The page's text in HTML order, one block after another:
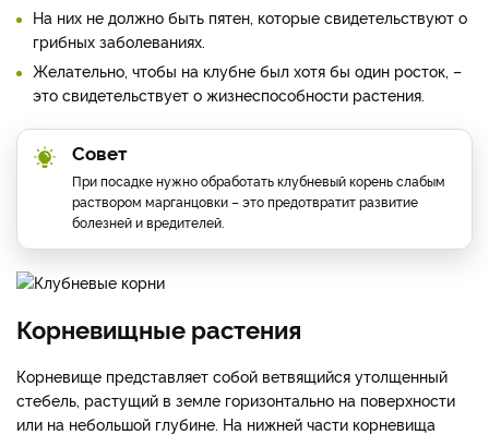
На них не должно быть пятен, которые свидетельствуют о
грибных заболеваниях.
Желательно, чтобы на клубне был хотя бы один росток, –
это свидетельствует о жизнеспособности растения.
Совет
При посадке нужно обработать клубневый корень слабым
раствором марганцовки – это предотвратит развитие
болезней и вредителей.
Корневищные растения
Корневище представляет собой ветвящийся утолщенный
стебель, растущий в земле горизонтально на поверхности
или на небольшой глубине. На нижней части корневища